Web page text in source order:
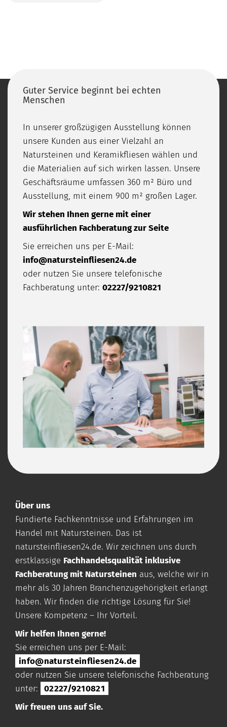
Guter Service beginnt bei echten
Menschen
In unserer großzügigen Ausstellung können
unsere Kunden aus einer Vielzahl an
Natursteinen und Keramikfliesen wählen und
die Materialien auf sich wirken lassen. Unsere
Geschäftsräume umfassen 360 m² Büro und
Ausstellung, mit einem 900 m² großen Lager.
Wir stehen Ihnen gerne mit einer
ausführlichen Fachberatung zur Seite
Sie erreichen uns per E-Mail:
info@natursteinfliesen24.de
oder nutzen Sie unsere telefonische
Fachberatung unter: 02227/9210821
Über uns
Fundierte Fachkenntnisse und Erfahrungen im
Handel mit Natursteinen. Das ist
natursteinfliesen24.de. Wir zeichnen uns durch
erstklassige Fachhandelsqualität inklusive
Fachberatung mit Natursteinen aus, welche wir in
mehr als 30 Jahren Branchenzugehörigkeit erlangt
haben. Wir finden die richtige Lösung für Sie!
Unsere Kompetenz – Ihr Vorteil.
Wir helfen Ihnen gerne!
Sie erreichen uns per E-Mail:
info@natursteinfliesen24.de
oder nutzen Sie unsere telefonische Fachberatung
unter:
02227/9210821
Wir freuen uns auf Sie.